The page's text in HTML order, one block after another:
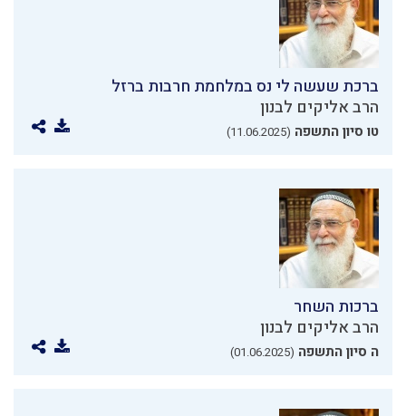
ברכת שעשה לי נס במלחמת חרבות ברזל
הרב אליקים לבנון
טו סיון התשפה (11.06.2025)
ברכות השחר
הרב אליקים לבנון
ה סיון התשפה (01.06.2025)